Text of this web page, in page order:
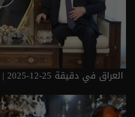
العراق في دقيقة 25-12-2025 | 2025